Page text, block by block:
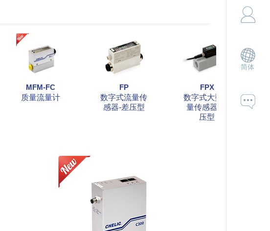
MFM-FC
质量流量计
FP
数字式流量传
感器-差压型
FPX
数字式大型流
量传感器-差
压型
简体